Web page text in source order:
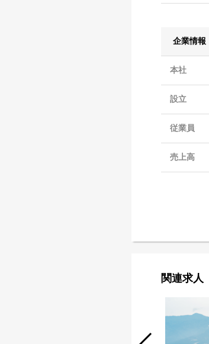
企業情報
本社
設立
従業員
売上高
関連求人